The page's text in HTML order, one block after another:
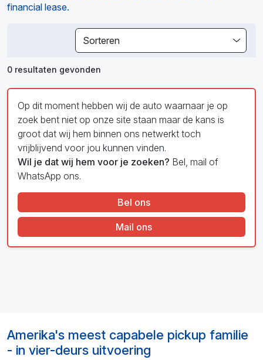
financial lease.
Sorteren
0 resultaten gevonden
Op dit moment hebben wij de auto waarnaar je op
zoek bent niet op onze site staan maar de kans is
groot dat wij hem binnen ons netwerkt toch
vrijblijvend voor jou kunnen vinden.
Wil je dat wij hem voor je zoeken? Bel, mail of
WhatsApp ons.
Bel ons
Mail ons
Amerika's meest capabele pickup familie
- in vier-deurs uitvoering